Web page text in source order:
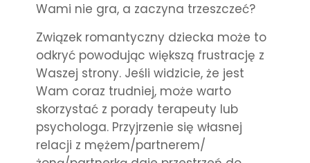
Wami nie gra, a zaczyna trzeszczeć?
Związek romantyczny dziecka może to
odkryć powodując większą frustrację z
Waszej strony. Jeśli widzicie, że jest
Wam coraz trudniej, może warto
skorzystać z porady terapeuty lub
psychologa. Przyjrzenie się własnej
relacji z mężem/partnerem/